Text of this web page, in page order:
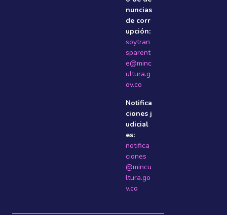
nuncias
de corr
upción:
soytran
sparent
e@minc
ultura.g
ov.co
Notifica
ciones j
udicial
es:
notifica
ciones
@mincu
ltura.go
v.co